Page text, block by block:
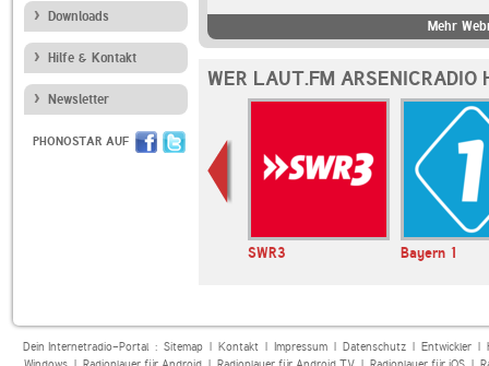
Downloads
Hilfe & Kontakt
Newsletter
PHONOSTAR AUF
Mehr
WER LAUT.FM ARSENICRADIO
SWR3 Bayern 1
Dein Internetradio-Portal : Sitemap| Kontakt| Impressum| Datenschutz| Entwickler|